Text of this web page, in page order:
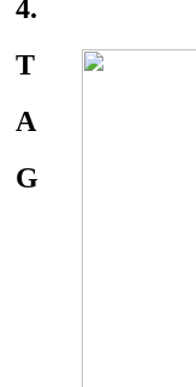
4.
T
A
G